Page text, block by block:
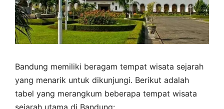
Bandung memiliki beragam tempat wisata sejarah
yang menarik untuk dikunjungi. Berikut adalah
tabel yang merangkum beberapa tempat wisata